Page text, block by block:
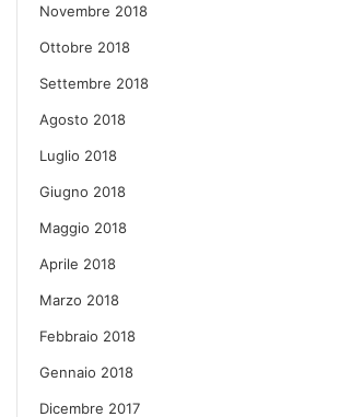
Novembre 2018
Ottobre 2018
Settembre 2018
Agosto 2018
Luglio 2018
Giugno 2018
Maggio 2018
Aprile 2018
Marzo 2018
Febbraio 2018
Gennaio 2018
Dicembre 2017